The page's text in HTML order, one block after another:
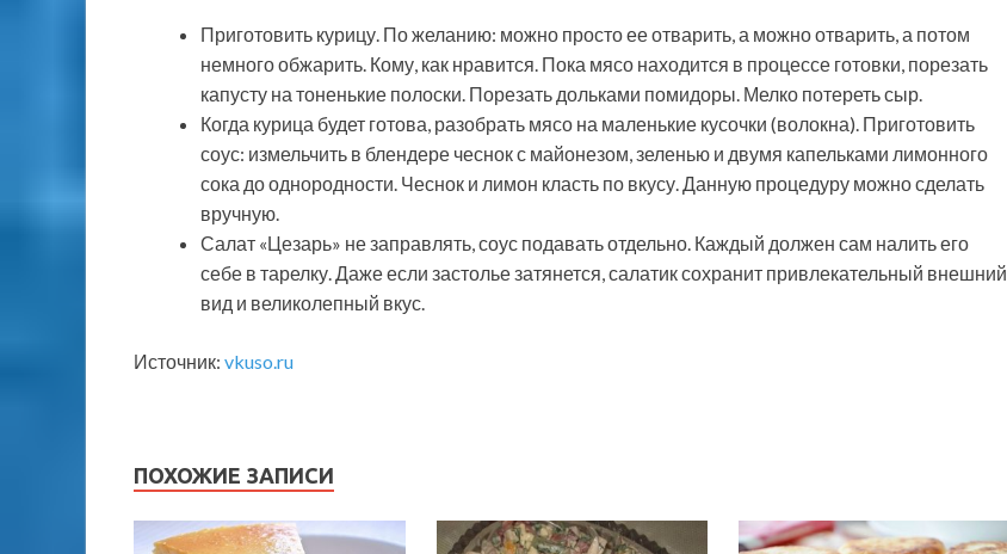
Приготовить курицу. По желанию: можно просто ее отварить, а можно отварить, а потом
немного обжарить. Кому, как нравится. Пока мясо находится в процессе готовки, порезать
капусту на тоненькие полоски. Порезать дольками помидоры. Мелко потереть сыр.
Когда курица будет готова, разобрать мясо на маленькие кусочки (волокна). Приготовить
соус: измельчить в блендере чеснок с майонезом, зеленью и двумя капельками лимонного
сока до однородности. Чеснок и лимон класть по вкусу. Данную процедуру можно сделать
вручную.
Салат «Цезарь» не заправлять, соус подавать отдельно. Каждый должен сам налить его
себе в тарелку. Даже если застолье затянется, салатик сохранит привлекательный внешний
вид и великолепный вкус.
Источник: vkuso.ru
ПОХОЖИЕ ЗАПИСИ